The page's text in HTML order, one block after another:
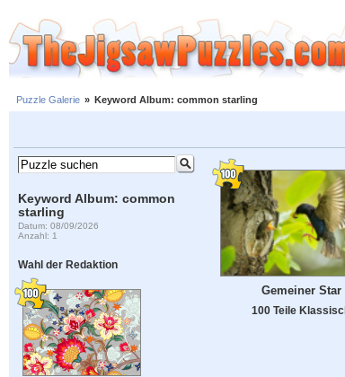
Puzzle Galerie » Keyword Album: common starling
Keyword Album: common
starling
Datum: 08/09/2026
Anzahl: 1
Wahl der Redaktion
Gemeiner Star
100 Teile